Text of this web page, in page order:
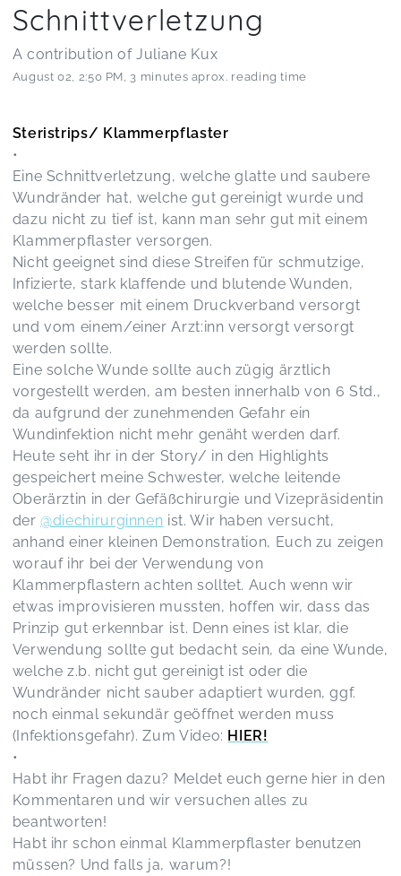
Schnittverletzung
A contribution of Juliane Kux
August 02 2:50 PM 3 minutes aprox. reading time
Steristrips/ Klammerpflaster
•
Eine Schnittverletzung, welche glatte und saubere
Wundränder hat, welche gut gereinigt wurde und
dazu nicht zu tief ist, kann man sehr gut mit einem
Klammerpflaster versorgen.
Nicht geeignet sind diese Streifen für schmutzige,
Infizierte, stark klaffende und blutende Wunden,
welche besser mit einem Druckverband versorgt
und vom einem/einer Arzt:inn versorgt versorgt
werden sollte.
Eine solche Wunde sollte auch zügig ärztlich
vorgestellt werden, am besten innerhalb von 6 Std.,
da aufgrund der zunehmenden Gefahr ein
Wundinfektion nicht mehr genäht werden darf.
Heute seht ihr in der Story/ in den Highlights
gespeichert meine Schwester, welche leitende
Oberärztin in der Gefäßchirurgie und Vizepräsidentin
der@diechirurginnen ist. Wir haben versucht,
anhand einer kleinen Demonstration, Euch zu zeigen
worauf ihr bei der Verwendung von
Klammerpflastern achten solltet. Auch wenn wir
etwas improvisieren mussten, hoffen wir, dass das
Prinzip gut erkennbar ist. Denn eines ist klar, die
Verwendung sollte gut bedacht sein, da eine Wunde,
welche z.b. nicht gut gereinigt ist oder die
Wundränder nicht sauber adaptiert wurden, ggf.
noch einmal sekundär geöffnet werden muss
(Infektionsgefahr). Zum Video: HIER!
•
Habt ihr Fragen dazu? Meldet euch gerne hier in den
Kommentaren und wir versuchen alles zu
beantworten!
Habt ihr schon einmal Klammerpflaster benutzen
müssen? Und falls ja, warum?!